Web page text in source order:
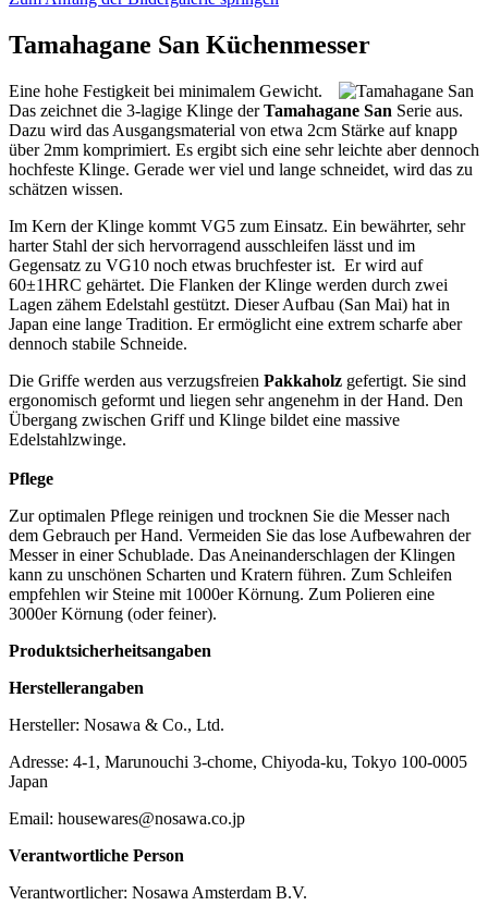
Tamahagane San Küchenmesser
Eine hohe Festigkeit bei minimalem Gewicht.
Das zeichnet die 3-lagige Klinge derTamahagane San Serie aus.
Dazu wird das Ausgangsmaterial von etwa 2cm Stärke auf knapp
über 2mm komprimiert. Es ergibt sich eine sehr leichte aber dennoch
hochfeste Klinge. Gerade wer viel und lange schneidet, wird das zu
schätzen wissen.
Im Kern der Klinge kommt VG5 zum Einsatz. Ein bewährter, sehr
harter Stahl der sich hervorragend ausschleifen lässt und im
Gegensatz zu VG10 noch etwas bruchfester ist. Er wird auf
60±1HRC gehärtet. Die Flanken der Klinge werden durch zwei
Lagen zähem Edelstahl gestützt. Dieser Aufbau (San Mai) hat in
Japan eine lange Tradition. Er ermöglicht eine extrem scharfe aber
dennoch stabile Schneide.
Die Griffe werden aus verzugsfreien Pakkaholz gefertigt. Sie sind
ergonomisch geformt und liegen sehr angenehm in der Hand. Den
Übergang zwischen Griff und Klinge bildet eine massive
Edelstahlzwinge.
Pflege
Zur optimalen Pflege reinigen und trocknen Sie die Messer nach
dem Gebrauch per Hand. Vermeiden Sie das lose Aufbewahren der
Messer in einer Schublade. Das Aneinanderschlagen der Klingen
kann zu unschönen Scharten und Kratern führen. Zum Schleifen
empfehlen wir Steine mit 1000er Körnung. Zum Polieren eine
3000er Körnung (oder feiner).
Produktsicherheitsangaben
Herstellerangaben
Hersteller: Nosawa & Co., Ltd.
Adresse: 4-1, Marunouchi 3-chome, Chiyoda-ku, Tokyo 100-0005
Japan
Email: housewares@nosawa.co.jp
Verantwortliche Person
Verantwortlicher: Nosawa Amsterdam B.V.